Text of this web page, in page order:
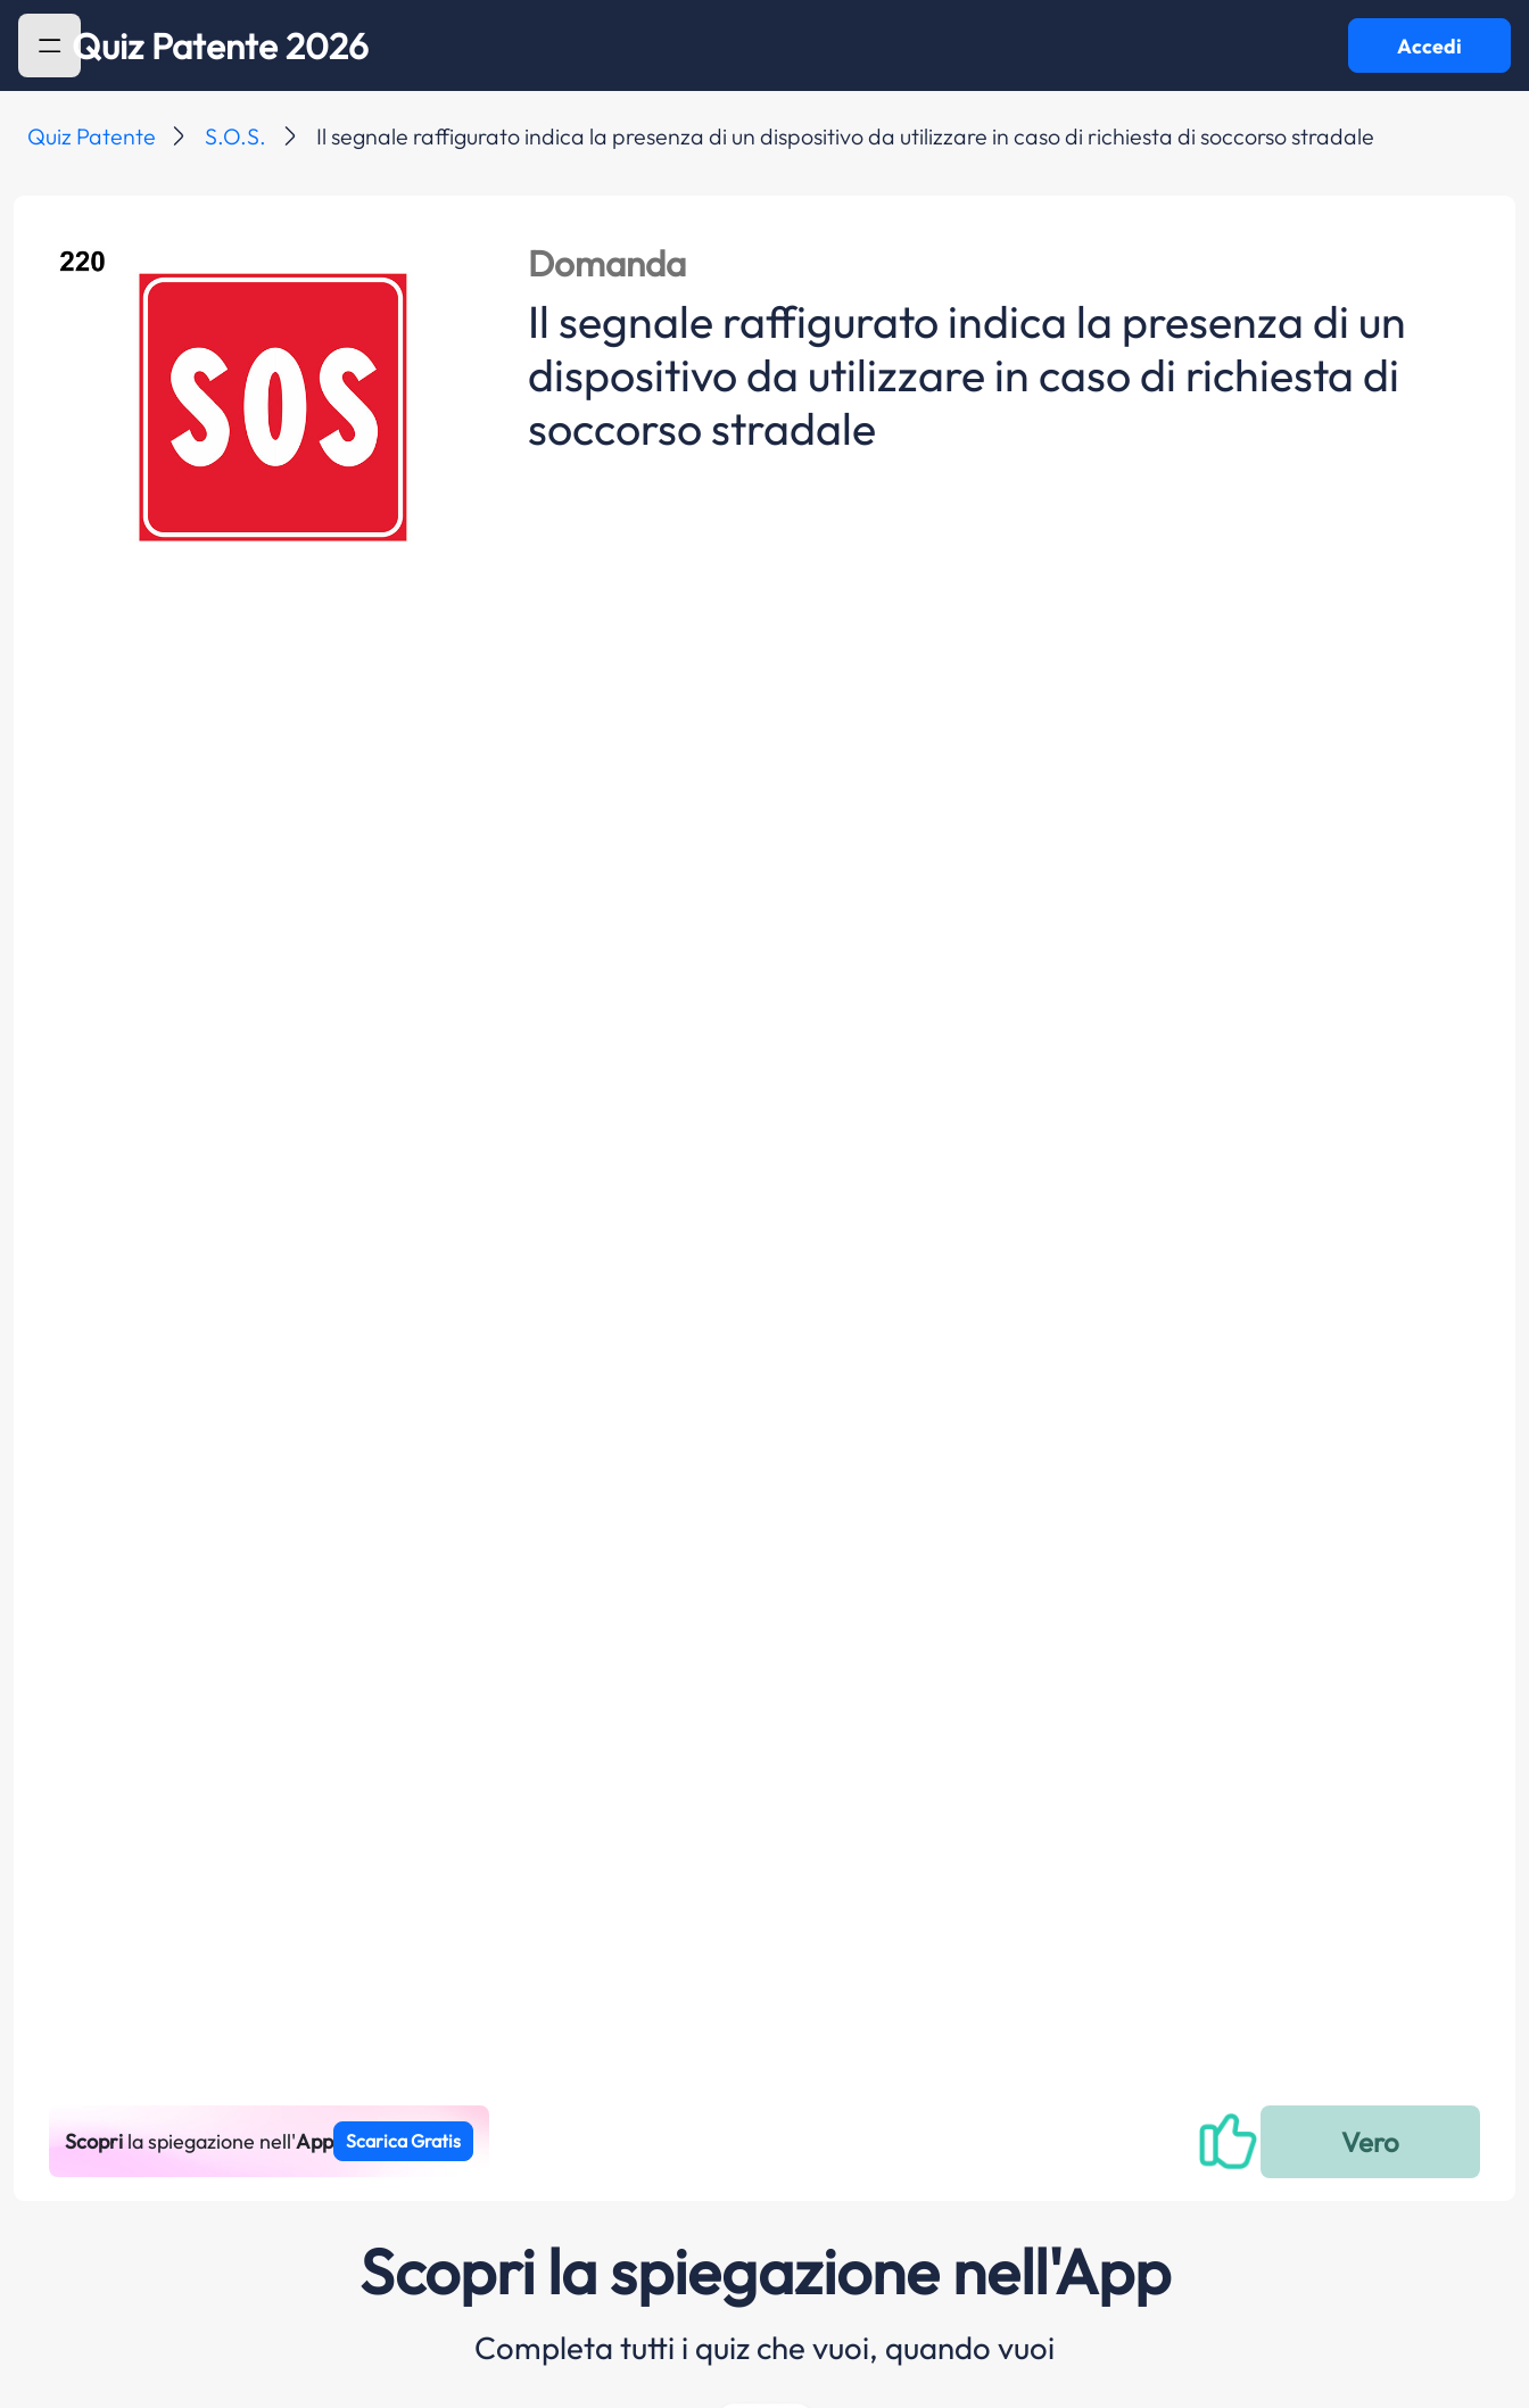
Quiz Patente 2026 Accedi
Quiz Patente S.O.S. Il segnale raffigurato indica la presenza di un dispositivo da utilizzare in caso di richiesta di soccorso stradale
Domanda
Il segnale raffigurato indica la presenza di un
dispositivo da utilizzare in caso di richiesta di
soccorso stradale
Scoprila spiegazione nell'App Scarica Gratis
Scopri la spiegazione nell'App
Completa tutti i quiz che vuoi, quando vuoi